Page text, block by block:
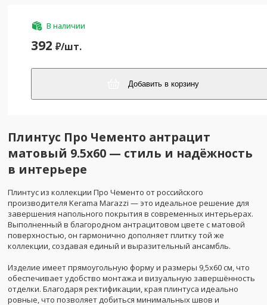
В наличии
392 ₽/шт.
Добавить в корзину
Плинтус Про Чементо антрацит
матовый 9.5x60 — стиль и надёжность
в интерьере
Плинтус из коллекции Про Чементо от российского
производителя Kerama Marazzi — это идеальное решение для
завершения напольного покрытия в современных интерьерах.
Выполненный в благородном антрацитовом цвете с матовой
поверхностью, он гармонично дополняет плитку той же
коллекции, создавая единый и выразительный ансамбль.
Изделие имеет прямоугольную форму и размеры 9,5x60 см, что
обеспечивает удобство монтажа и визуальную завершённость
отделки. Благодаря ректификации, края плинтуса идеально
ровные, что позволяет добиться минимальных швов и